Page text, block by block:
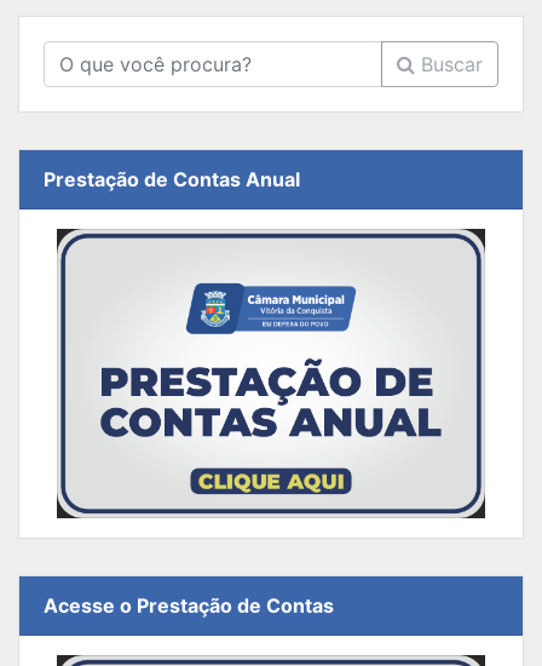
Buscar
Prestação de Contas Anual
Acesse o Prestação de Contas